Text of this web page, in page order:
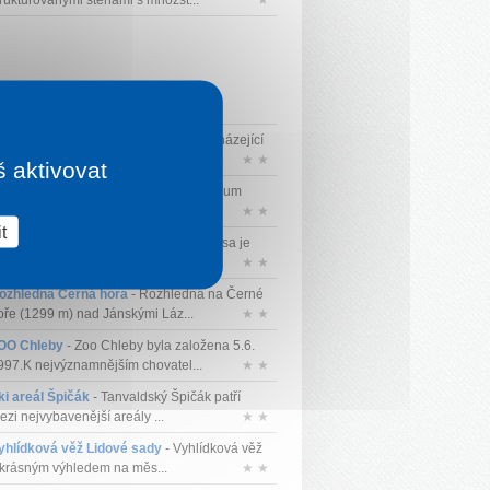
- Ještěd je horou nacházející
na severu Čech na okr...
★ ★
- Zábavní park Mirakulum
★ ★
Nisy
- Pramen řeky Lužická Nisa je
★ ★
Černá hora- Rozhledna na Černé
(1299 m) nad Jánskými Láz...
★ ★
Chleby- Zoo Chleby byla založena 5.6.
nejvýznamnějším chovatel...
★ ★
areál Špičák- Tanvaldský Špičák patří
nejvybavenější areály ...
★ ★
věž Lidové sady- Vyhlídková věž
výhledem na měs...
★ ★
aktivovat